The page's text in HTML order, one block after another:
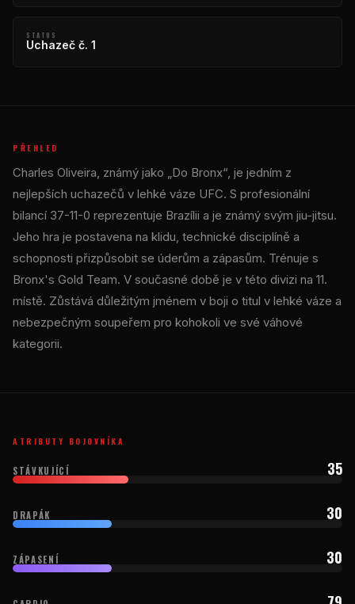
STATUS
Uchazeč č. 1
PŘEHLED
Charles Oliveira, známý jako „Do Bronx“, je jedním z
nejlepších uchazečů v lehké váze UFC. S profesionální
bilancí 37-11-0 reprezentuje Brazílii a je známý svým jiu-jitsu.
Jeho hra je postavena na klidu, technické disciplíně a
schopnosti přizpůsobit se úderům a zápasům. Trénuje s
Bronx's Gold Team. V současné době je v této divizi na 11.
místě. Zůstává důležitým jménem v boji o titul v lehké váze a
nebezpečným soupeřem pro kohokoli ve své váhové
kategorii.
ATRIBUTY BOJOVNÍKA
STÁVKUJÍCÍ 35
DRAPÁK 30
ZÁPASENÍ 30